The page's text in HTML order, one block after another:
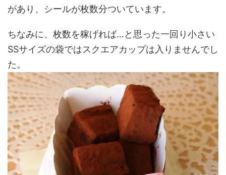
があり、シールが枚数分ついています。
ちなみに、枚数を稼げれば…と思った一回り小さい
SSサイズの袋ではスクエアカップは入りませんでし
た。